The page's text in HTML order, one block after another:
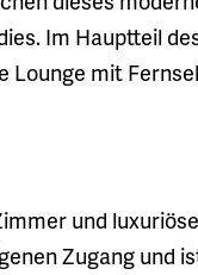
Im Hauptteil
Lounge mit
und
Zugang und